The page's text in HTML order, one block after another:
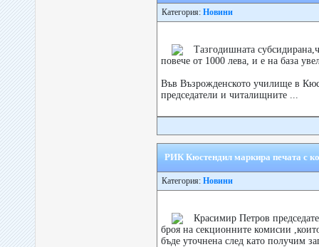
Категория: Новини
Тазгодишната
повече от 1000 лева, и е на база
Във Възрожденското училище в
председатели и читалищните ...
РИК Кюстендил маркира печата с
Категория: Новини
Красимир Петров
броя на секционните комисии
бъде уточнена след като получим